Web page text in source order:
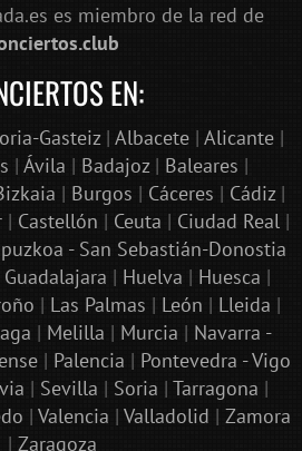
es miembro de la red de
EN:
Gasteiz| Albacete| Alicante|
| Ávila | Badajoz| Baleares |
| Burgos | Cáceres | Cádiz|
| Castellón | Ceuta | Ciudad Real|
- San Sebastián-Donostia
Guadalajara | Huelva | Huesca |
| Las Palmas | León | Lleida |
| Melilla | Murcia | Navarra -
| Palencia | Pontevedra - Vigo
| Sevilla | Soria | Tarragona |
| Valencia | Valladolid | Zamora
| Zaragoza